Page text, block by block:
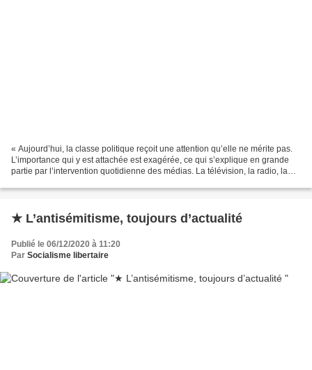
« Aujourd’hui, la classe politique reçoit une attention qu’elle ne mérite pas.
L’importance qui y est attachée est exagérée, ce qui s’explique en grande
partie par l’intervention quotidienne des médias. La télévision, la radio, la
★ L’antisémitisme, toujours d’actualité
Publié le 06/12/2020 à 11:20
Par Socialisme libertaire